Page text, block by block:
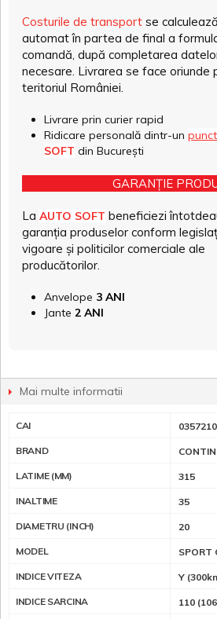
Costurile de transport se calculează
automat în partea de final a
comandă, după completarea
necesare. Livrarea se face oriunde
teritoriul României.
Livrare prin curier rapid
Ridicare personală dintr-un
SOFT din București
GARANȚIE
La AUTO SOFT beneficiezi
garanția produselor conform
vigoare și politicilor comerciale ale
producătorilor.
Anvelope 3 ANI
Jante 2 ANI
Mai multe informatii
CAI
BRAND
LATIME (MM) 315
INALTIME 35
DIAMETRU (INCH) 20
MODEL SPORT
INDICE VITEZA Y
INDICE SARCINA 110